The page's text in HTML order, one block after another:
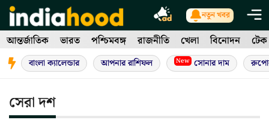
Skip
to
content
নতুন খবর
আন্তর্জাতিক ভারত পশ্চিমবঙ্গ রাজনীতি খেলা বিনোদন টেক
বাংলা ক্যালেন্ডার আপনার রাশিফল New সোনার দাম
সেরা দশ